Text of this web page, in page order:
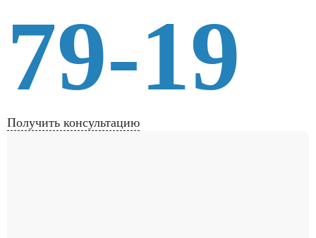
79-19
Получить консультацию